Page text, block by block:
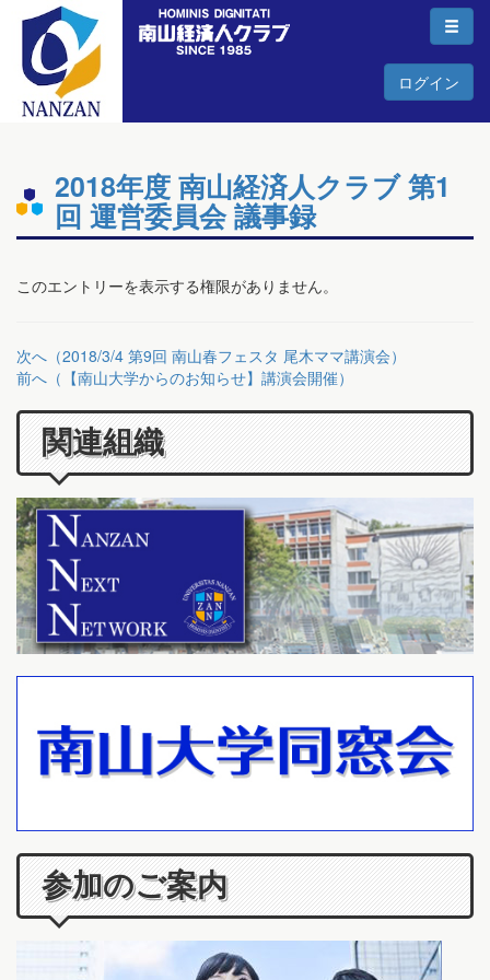
ログイン
2018年度 南山経済人クラブ 第1
回 運営委員会 議事録
このエントリーを表示する権限がありません。
次へ（2018/3/4 第9回 南山春フェスタ 尾木ママ講演会）
前へ（【南山大学からのお知らせ】講演会開催）
関連組織
参加のご案内